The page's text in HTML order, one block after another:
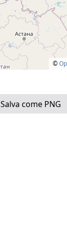
©
Salva come PNG